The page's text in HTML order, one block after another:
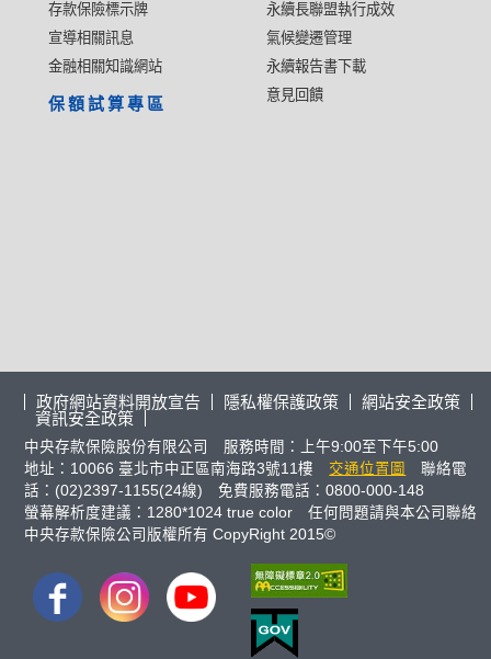
存款保險標示牌
宣導相關訊息
金融相關知識網站
永續長聯盟執行成效
氣候變遷管理
永續報告書下載
意見回饋
保額試算專區
政府網站資料開放宣告 隱私權保護政策
網站安全政策
資訊安全政策
中央存款保險股份有限公司 服務時間：上午9:00至下午5:00
地址：10066 臺北市中正區南海路3號11樓
交通位置圖
聯絡電
話：(02)2397-1155(24線) 免費服務電話：0800-000-148
螢幕解析度建議：1280*1024 true color 任何問題請與本公司聯絡
中央存款保險公司版權所有 CopyRight 2015©
youtube